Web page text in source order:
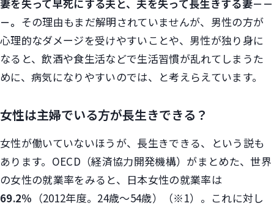
妻を失って早死にする夫と、夫を失って長生きする妻－－
－。 その理由もまだ解明されていませんが、男性の方が
心理的なダメージを受けやすいことや、男性が独り身に
なると、飲酒や食生活などで生活習慣が乱れてしまうた
めに、病気になりやすいのでは、と考えらえています。
女性は主婦でいる方が長生きできる？
女性が働いていないほうが、長生きできる、という説も
あります。OECD（経済協力開発機構）がまとめた、世界
の女性の就業率をみると、日本女性の就業率は
69.2％ （2012年度。24歳～54歳）（※1）。これに対し